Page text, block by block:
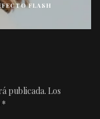
FLASH
publicada. Los
*